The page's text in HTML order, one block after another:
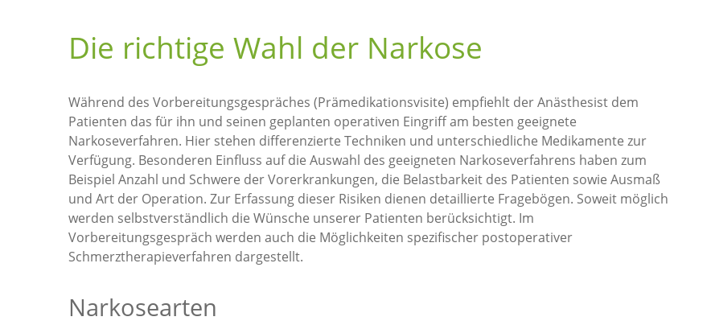
Die richtige Wahl der Narkose
Während des Vorbereitungsgespräches (Prämedikationsvisite) empfiehlt der Anästhesist dem
Patienten das für ihn und seinen geplanten operativen Eingriff am besten geeignete
Narkoseverfahren. Hier stehen differenzierte Techniken und unterschiedliche Medikamente zur
Verfügung. Besonderen Einfluss auf die Auswahl des geeigneten Narkoseverfahrens haben zum
Beispiel Anzahl und Schwere der Vorerkrankungen, die Belastbarkeit des Patienten sowie Ausmaß
und Art der Operation. Zur Erfassung dieser Risiken dienen detaillierte Fragebögen. Soweit möglich
werden selbstverständlich die Wünsche unserer Patienten berücksichtigt. Im
Vorbereitungsgespräch werden auch die Möglichkeiten spezifischer postoperativer
Schmerztherapieverfahren dargestellt.
Narkosearten